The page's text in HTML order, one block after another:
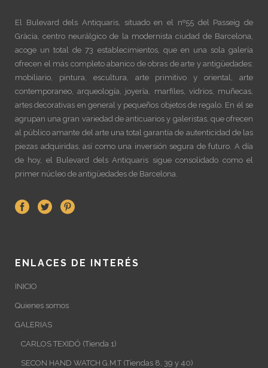
El Bulevard dels Antiquaris, situado en el nº55 del Passeig de
Gràcia, centro neurálgico de la modernista ciudad de Barcelona,
acoge un total de 73 establecimientos, que en una sola galería
ofrecen el más completo abanico de obras de arte y antigüedades:
mobiliario, pintura, escultura, arte primitivo y oriental, arte
contemporaneo, arqueología, joyería, marfiles, vidrios, muñecas,
artes decorativas en general y pequeños objetos de regalo. En él se
agrupan una gran variedad de anticuarios y galeristas, que ofrecen
al público amante del arte una total garantía de autenticidad de las
piezas adquiridas, así como una inversión segura de futuro. A día
de hoy, el Bulevard dels Antiquaris sigue consolidado como el
primer núcleo de antigüedades de Barcelona.
ENLACES DE INTERÉS
INICIO
Quienes somos
GALERIAS
CARLOS TEXIDÓ (Tienda 1)
SECON HAND WATCH G.M.T (Tiendas 8, 39 y 40)